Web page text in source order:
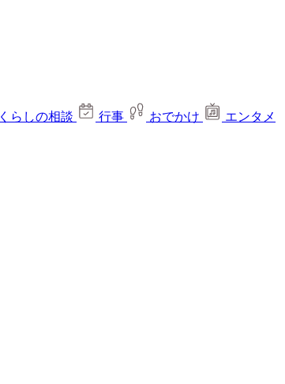
くらしの相談 行事 おでかけ
エンタメ